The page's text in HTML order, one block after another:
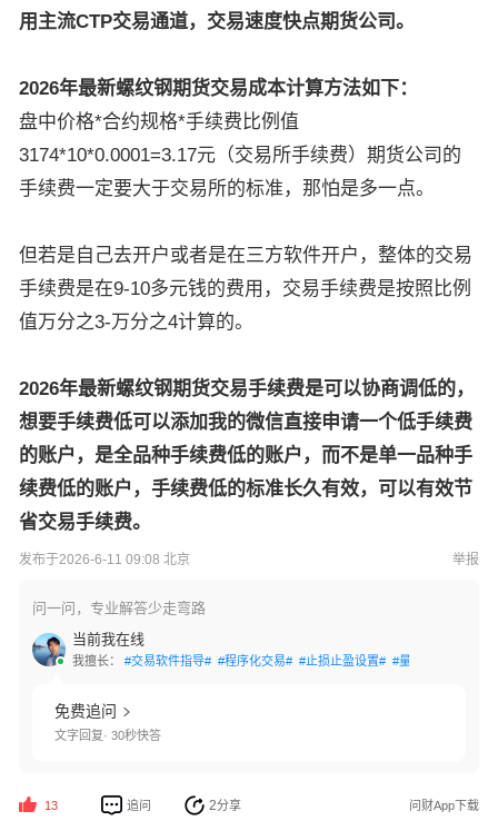
用主流CTP交易通道，交易速度快点期货公司。
2026年最新螺纹钢期货交易成本计算方法如下：
盘中价格*合约规格*手续费比例值
3174*10*0.0001=3.17元（交易所手续费）期货公司的
手续费一定要大于交易所的标准，那怕是多一点。
但若是自己去开户或者是在三方软件开户，整体的交易
手续费是在9-10多元钱的费用，交易手续费是按照比例
值万分之3-万分之4计算的。
2026年最新螺纹钢期货交易手续费是可以协商调低的，
想要手续费低可以添加我的微信直接申请一个低手续费
的账户，是全品种手续费低的账户，而不是单一品种手
续费低的账户，手续费低的标准长久有效，可以有效节
省交易手续费。
发布于2026-6-11 09:08 北京 举报
问一问，专业解答少走弯路
当前我在线
我擅长： #交易软件指导# #程序化交易# #止损止盈设置# #量化交易#
免费追问
文字回复· 30秒快答
13 追问 2分享 问财App下载